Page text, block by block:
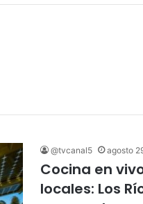
@tvcanal5 agosto
Cocina en
locales: Los